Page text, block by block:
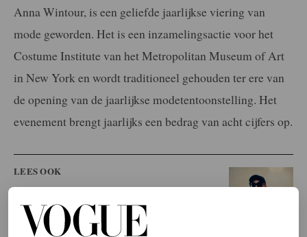
Anna Wintour, is een geliefde jaarlijkse viering van
mode geworden. Het is een inzamelingsactie voor het
Costume Institute van het Metropolitan Museum of Art
in New York en wordt traditioneel gehouden ter ere van
de opening van de jaarlijkse modetentoonstelling. Het
evenement brengt jaarlijks een bedrag van acht cijfers op.
LEES OOK
erevoorzitter van het Met Gala 2025
LEAH FAYE COOPER